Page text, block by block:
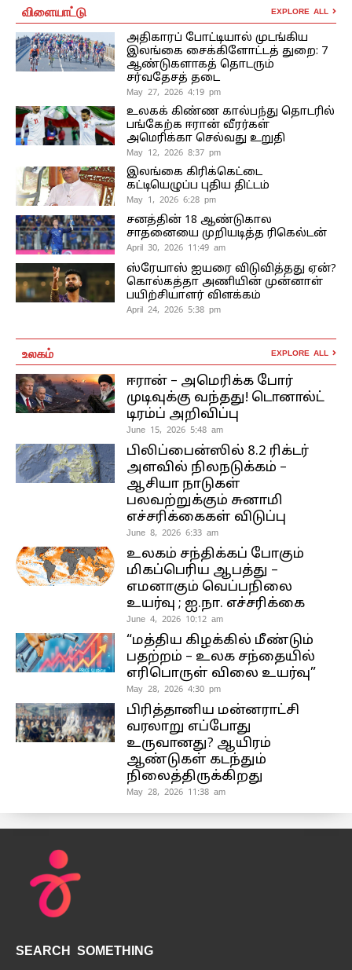
விளையாட்டு EXPLORE ALL
அதிகாரப் போட்டியால் முடங்கிய
இலங்கை சைக்கிளோட்டத் துறை: 7
ஆண்டுகளாகத் தொடரும்
சர்வதேசத் தடை
May 27, 2026 4:19 pm
உலகக் கிண்ண கால்பந்து தொடரில்
பங்கேற்க ஈரான் வீரர்கள்
அமெரிக்கா செல்வது உறுதி
May 12, 2026 8:37 pm
இலங்கை கிரிக்கெட்டை
கட்டியெழுப்ப புதிய திட்டம்
May 1, 2026 6:28 pm
சனத்தின் 18 ஆண்டுகால
சாதனையை முறியடித்த ரிகெல்டன்
April 30, 2026 11:49 am
ஸ்ரேயாஸ் ஐயரை விடுவித்தது ஏன்?
கொல்கத்தா அணியின் முன்னாள்
பயிற்சியாளர் விளக்கம்
April 24, 2026 5:38 pm
உலகம் EXPLORE ALL
ஈரான் – அமெரிக்க போர்
முடிவுக்கு வந்தது! டொனால்ட்
டிரம்ப் அறிவிப்பு
June 15, 2026 5:48 am
பிலிப்பைன்ஸில் 8.2 ரிக்டர்
அளவில் நிலநடுக்கம் –
ஆசியா நாடுகள்
பலவற்றுக்கும் சுனாமி
எச்சரிக்கைகள் விடுப்பு
June 8, 2026 6:33 am
உலகம் சந்திக்கப் போகும்
மிகப்பெரிய ஆபத்து –
எமனாகும் வெப்பநிலை
உயர்வு ; ஐ.நா. எச்சரிக்கை
June 4, 2026 10:12 am
“மத்திய கிழக்கில் மீண்டும்
பதற்றம் – உலக சந்தையில்
எரிபொருள் விலை உயர்வு”
May 28, 2026 4:30 pm
பிரித்தானிய மன்னராட்சி
வரலாறு எப்போது
உருவானது? ஆயிரம்
ஆண்டுகள் கடந்தும்
நிலைத்திருக்கிறது
May 28, 2026 11:38 am
SEARCH SOMETHING